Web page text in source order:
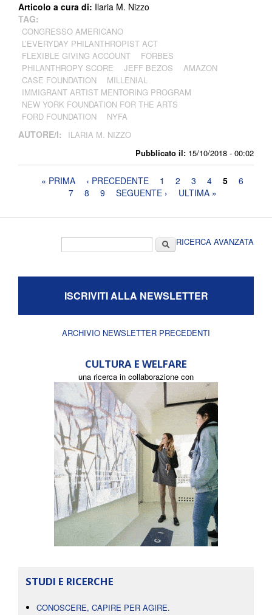
Pubblicato il: 15/10/2018 - 00:02
Articolo a cura di: Ilaria M. Nizzo
TAG:
CONGRESSO AMERICANO
L’EVERYDAY PHILANTHROPIST ACT
FLEXIBLE GIVING ACCOUNT
FORBES
PHILANTHROPY SCORE
JEFF BEZOS
AMAZON
CASE FOUNDATION
MILLENIAL
IMMIGRANT ARTIST MENTORING PROGRAM
NEW YORK FOUNDATION FOR THE ARTS
FORD FOUNDATION
NYFA
AUTORE/I: ILARIA M. NIZZO
Pagine« PRIMA ‹ PRECEDENTE 1 2 3 4 5
6
7
8 9 SEGUENTE › ULTIMA »
CercaRICERCA AVANZATA
ISCRIVITI ALLA NEWSLETTER
ARCHIVIO NEWSLETTER PRECEDENTI
CULTURA E WELFARE
una ricerca in collaborazione con
STUDI E RICERCHE
CONOSCERE, CAPIRE PER AGIRE.